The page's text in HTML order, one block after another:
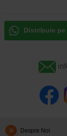
Distribuie
Despre Noi